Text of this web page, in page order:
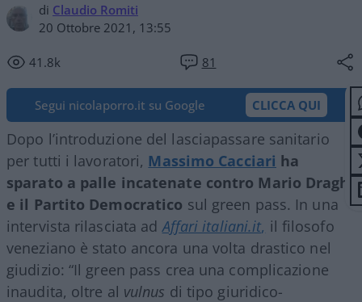
di Claudio Romiti
20 Ottobre 2021, 13:55
41.8k 81
Segui nicolaporro.it su Google CLICCA QUI
Dopo l’introduzione del lasciapassare sanitario
per tutti i lavoratori, Massimo Cacciari ha
sparato a palle incatenate contro Mario Draghi
e il Partito Democratico sul green pass. In una
intervista rilasciata ad Affari italiani.it, il filosofo
veneziano è stato ancora una volta drastico nel
giudizio: “Il green pass crea una complicazione
inaudita, oltre al vulnus di tipo giuridico-